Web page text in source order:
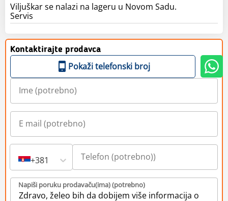
Viljuškar se nalazi na lageru u Novom Sadu.
Servis
Kontaktirajte prodavca
Pokaži telefonski broj
+381
Napiši poruku prodavaču(ima) (potrebno)